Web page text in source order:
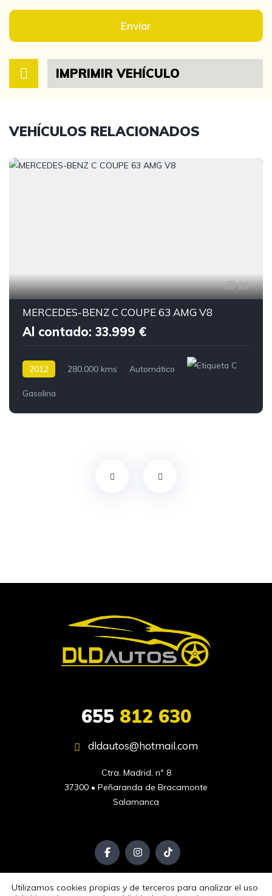
Enviar
IMPRIMIR VEHÍCULO
VEHÍCULOS RELACIONADOS
20
MERCEDES-BENZ C COUPE 63 AMG V8
Al contado: 33.999 €
2012 280.000 kms Automático
Gasolina
655812 630
dldautos@hotmail.com
Ctra. Madrid, nº 8
37300 • Peñaranda de Bracamonte
Salamanca
Utilizamos cookies propias y de terceros para analizar el uso